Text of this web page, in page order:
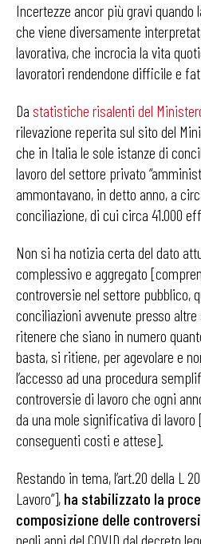
Incertezze ancor più gravi quando
che viene diversamente
lavorativa, che incrocia la vita
lavoratori rendendone difficile e
Da statistiche risalenti del
rilevazione reperita sul sito del
che in Italia le sole istanze di
lavoro del settore privato
ammontavano, in detto anno, a
conciliazione, di cui circa 41.000
Non si ha notizia certa del dato
complessivo e aggregato
controversie nel settore pubblico,
conciliazioni avvenute presso
ritenere che siano in numero
basta, si ritiene, per agevolare e
l’accesso ad una procedura
controversie di lavoro che ogni
da una mole significativa di
conseguenti costi e attese].
Restando in tema, l’art.20 della L
Lavoro”], ha stabilizzato la
composizione delle
negli anni del COVID dal decreto